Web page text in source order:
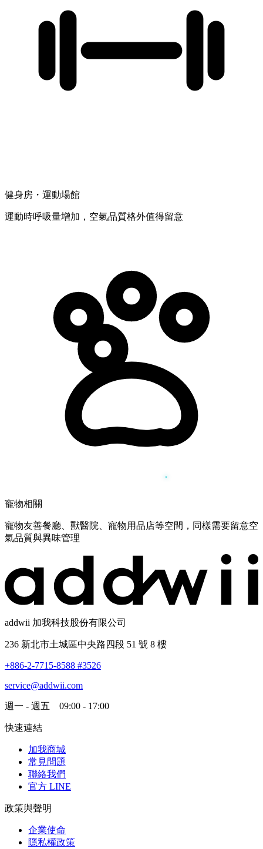
健身房・運動場館
運動時呼吸量增加，空氣品質格外值得留意
寵物相關
寵物友善餐廳、獸醫院、寵物用品店等空間，同樣需要留意空
氣品質與異味管理
addwii 加我科技股份有限公司
236 新北市土城區中央路四段 51 號 8 樓
+886-2-7715-8588 #3526
service@addwii.com
週一 - 週五 09:00 - 17:00
快速連結
加我商城
常見問題
聯絡我們
官方 LINE
政策與聲明
企業使命
隱私權政策